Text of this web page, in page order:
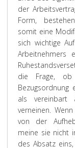
der
Form,
somit eine
sich wichtige
die Frage,
Bezugsordnung
als vereinbart
verneinen.
von der
meine sie nicht
des Absatz